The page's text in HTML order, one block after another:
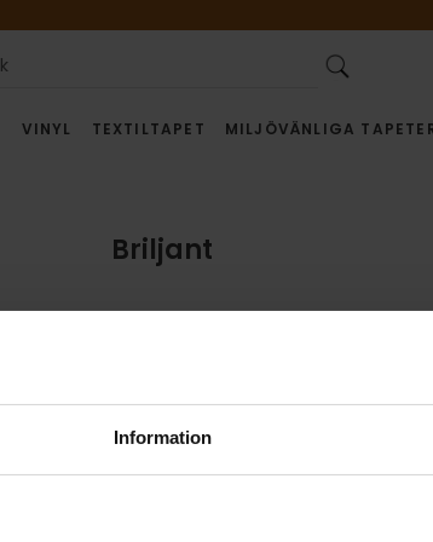
Information
VINYL TEXTILTAPET MILJÖVÄNLIGA
Briljant